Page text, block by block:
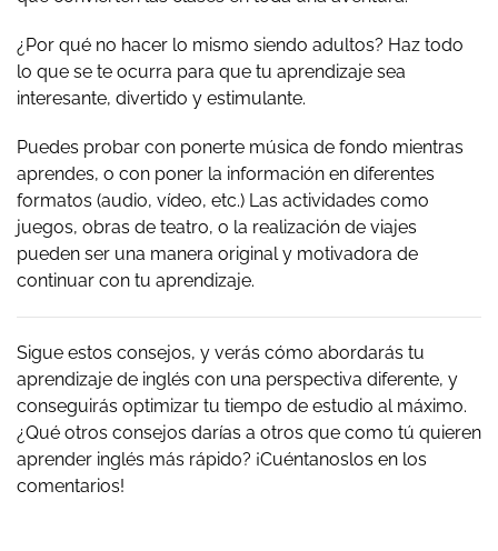
¿Por qué no hacer lo mismo siendo adultos? Haz todo
lo que se te ocurra para que tu aprendizaje sea
interesante, divertido y estimulante.
Puedes probar con ponerte música de fondo mientras
aprendes, o con poner la información en diferentes
formatos (audio, vídeo, etc.) Las actividades como
juegos, obras de teatro, o la realización de viajes
pueden ser una manera original y motivadora de
continuar con tu aprendizaje.
Sigue estos consejos, y verás cómo abordarás tu
aprendizaje de inglés con una perspectiva diferente, y
conseguirás optimizar tu tiempo de estudio al máximo.
¿Qué otros consejos darías a otros que como tú quieren
aprender inglés más rápido? ¡Cuéntanoslos en los
comentarios!